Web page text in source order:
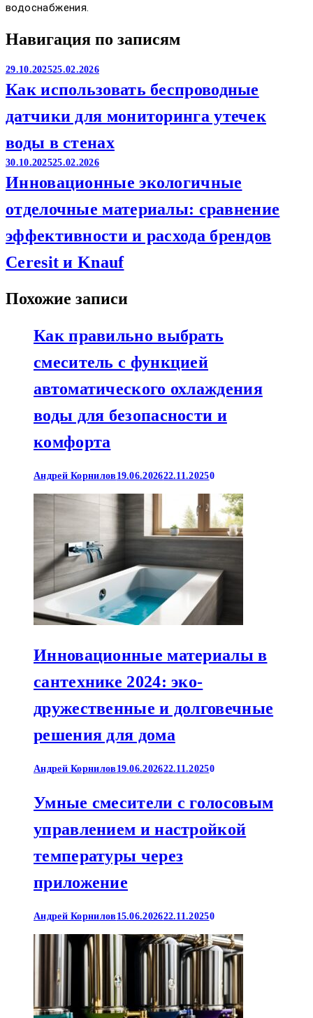
водоснабжения.
Навигация по записям
29.10.202525.02.2026
Как использовать беспроводные
датчики для мониторинга утечек
воды в стенах
30.10.202525.02.2026
Инновационные экологичные
отделочные материалы: сравнение
эффективности и расхода брендов
Ceresit и Knauf
Похожие записи
Как правильно выбрать
смеситель с функцией
автоматического охлаждения
воды для безопасности и
комфорта
Андрей Корнилов 19.06.202622.11.20250
Инновационные материалы в
сантехнике 2024: эко-
дружественные и долговечные
решения для дома
Андрей Корнилов 19.06.202622.11.20250
Умные смесители с голосовым
управлением и настройкой
температуры через
приложение
Андрей Корнилов 15.06.202622.11.20250